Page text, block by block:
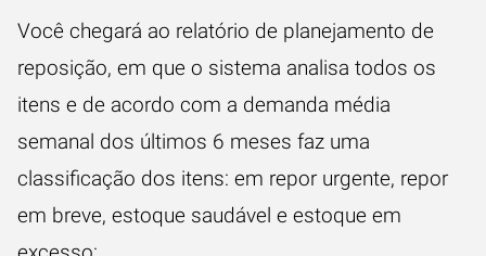
Você chegará ao relatório de planejamento de
reposição, em que o sistema analisa todos os
itens e de acordo com a demanda média
semanal dos últimos 6 meses faz uma
classificação dos itens: em repor urgente, repor
em breve, estoque saudável e estoque em